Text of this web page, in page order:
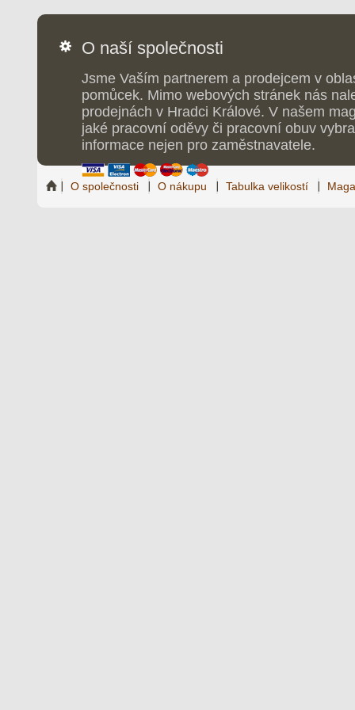
O naší společnosti
Jsme Vaším partnerem a prodejcem v
pomůcek. Mimo webových stránek nás
prodejnách v Hradci Králové. V našem
jaké pracovní oděvy či pracovní obuv
informace nejen pro zaměstnavatele.
O společnosti O nákupu Tabulka velikostí